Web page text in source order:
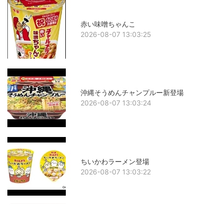
赤い味噌ちゃんこ
2026-08-07 13:03:25
沖縄そうめんチャンプルー新登場
2026-08-07 13:03:24
ちいかわラーメン登場
2026-08-07 13:03:22